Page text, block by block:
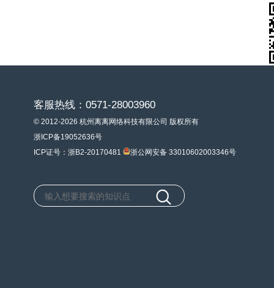
客服热线：0571-28003960
© 2012-2026 杭州离离网络科技有限公司 版权所有
浙ICP备19052636号
ICP证号：浙B2-20170481
浙公网安备 33010602003346号